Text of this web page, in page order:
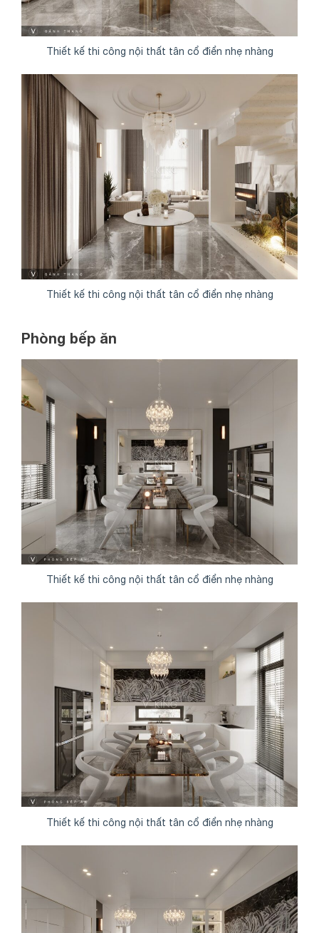
Thiết kế thi công nội thất tân cổ điển nhẹ nhàng
Thiết kế thi công nội thất tân cổ điển nhẹ nhàng
Phòng bếp ăn
Thiết kế thi công nội thất tân cổ điển nhẹ nhàng
Thiết kế thi công nội thất tân cổ điển nhẹ nhàng